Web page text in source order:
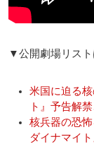
▼公開劇場リス
米国に迫る
ト』予告解
核兵器の恐
ダイナマイト